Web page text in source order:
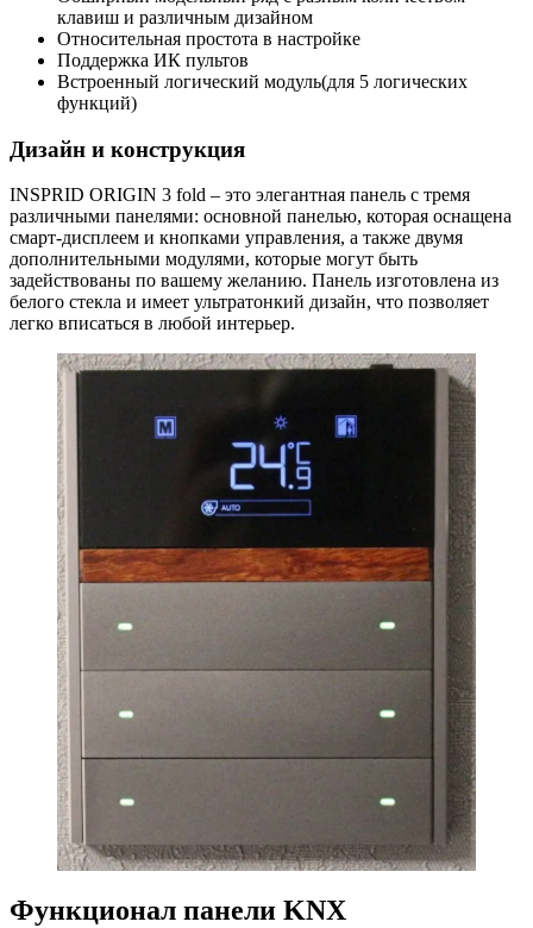
клавиш и различным дизайном
Относительная простота в настройке
Поддержка ИК пультов
Встроенный логический модуль(для 5 логических
функций)
Дизайн и конструкция
INSPRID ORIGIN 3 fold – это элегантная панель с тремя
различными панелями: основной панелью, которая оснащена
смарт-дисплеем и кнопками управления, а также двумя
дополнительными модулями, которые могут быть
задействованы по вашему желанию. Панель изготовлена из
белого стекла и имеет ультратонкий дизайн, что позволяет
легко вписаться в любой интерьер.
Функционал панели KNX